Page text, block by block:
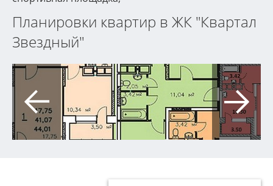
Планировки квартир в ЖК "Квартал
Звездный"